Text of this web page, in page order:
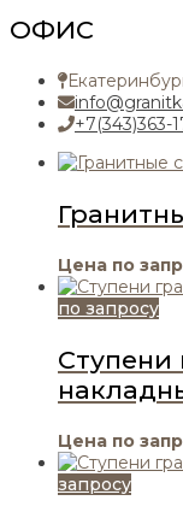
ОФИС
+7(343)363-
Цена по
по запросу
Ступени
Цена по
запросу